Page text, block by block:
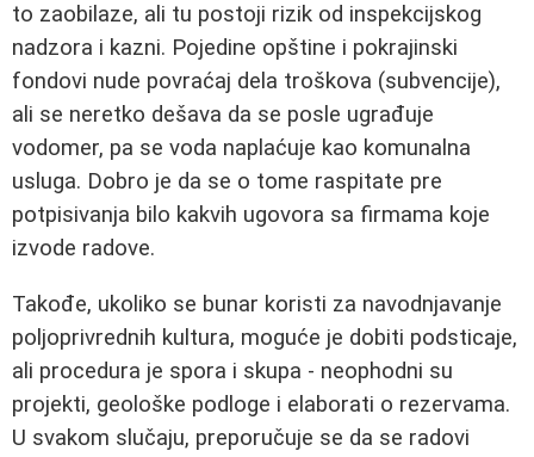
to zaobilaze, ali tu postoji rizik od inspekcijskog
nadzora i kazni. Pojedine opštine i pokrajinski
fondovi nude povraćaj dela troškova (subvencije),
ali se neretko dešava da se posle ugrađuje
vodomer, pa se voda naplaćuje kao komunalna
usluga. Dobro je da se o tome raspitate pre
potpisivanja bilo kakvih ugovora sa firmama koje
izvode radove.
Takođe, ukoliko se bunar koristi za navodnjavanje
poljoprivrednih kultura, moguće je dobiti podsticaje,
ali procedura je spora i skupa - neophodni su
projekti, geološke podloge i elaborati o rezervama.
U svakom slučaju, preporučuje se da se radovi